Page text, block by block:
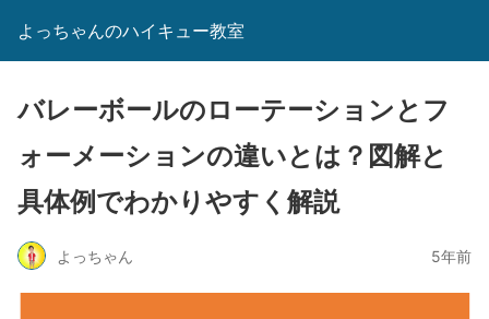
よっちゃんのハイキュー教室
バレーボールのローテーションとフ
ォーメーションの違いとは？図解と
具体例でわかりやすく解説
よっちゃん 5年前